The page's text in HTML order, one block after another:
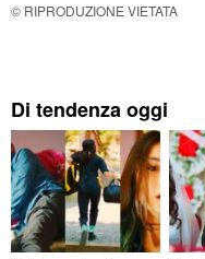
© RIPRODUZIONE VIETATA
Di tendenza oggi